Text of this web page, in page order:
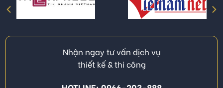
Nhận ngay tư vấn dịch vụ
thiết kế & thi công